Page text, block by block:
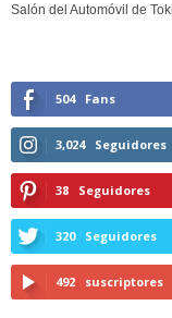
Salón del Automóvil de
504 Fans
3,024 Seguidores
38 Seguidores
320 Seguidores
492 suscriptores